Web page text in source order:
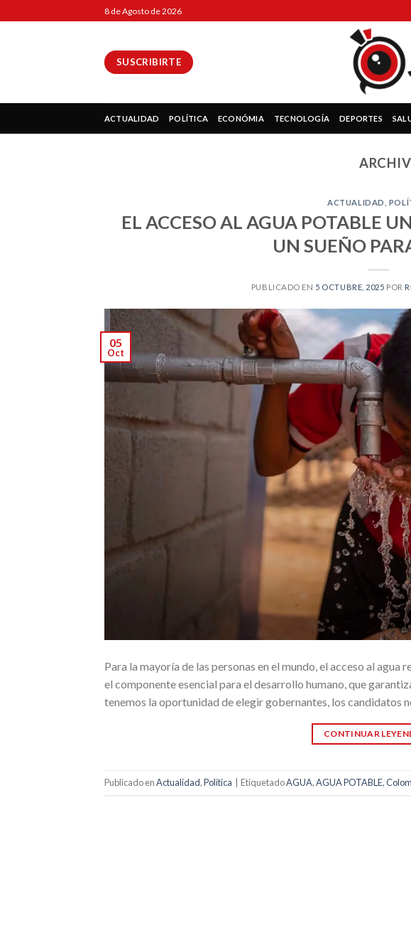
to
8 de Agosto de 2026
SUSCRIBIRTE
ACTUALIDAD POLÍTICA ECONÓMIA TECNOLOGÍA DEPORTES
ACTUALIDAD
EL ACCESO AL AGUA POTABLE
UN SUEÑO
PUBLICADO EN 5 OCTUBRE, 2025 POR
05
Oct
Para la mayoría de las personas en el mundo, el acceso al agua
el componente esencial para el desarrollo humano, que
tenemos la oportunidad de elegir gobernantes, los candidatos
CONTINUAR
Publicado enActualidad,Política EtiquetadoAGUA,AGUA POTABLE,